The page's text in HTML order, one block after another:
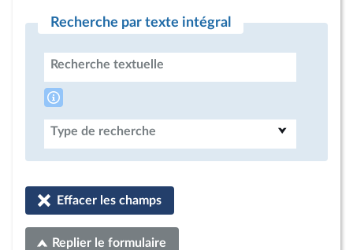
Recherche par texte intégral
Recherche textuelle
Type de recherche
Effacer les champs
Replier le formulaire